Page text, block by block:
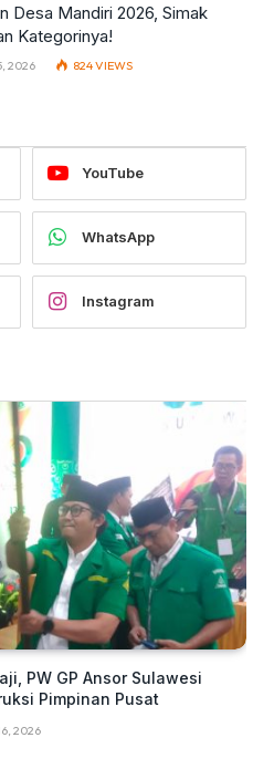
Desa Mandiri 2026, Simak
Kategorinya!
2026 824VIEWS
YouTube
WhatsApp
Instagram
PW GP Ansor Sulawesi
Pimpinan Pusat
2026